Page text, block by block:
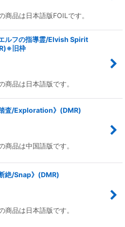
商品は日本語版FOILです。
ルフの指導霊/Elvish Spirit
旧枠
商品は日本語版です。
査/Exploration》(DMR)
商品は中国語版です。
絶/Snap》(DMR)
商品は日本語版です。